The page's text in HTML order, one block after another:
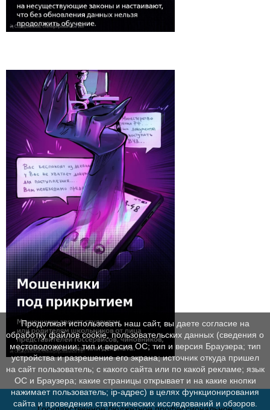
Продолжая использовать наш сайт, вы даете согласие на
обработку файлов cookie, пользовательских данных (сведения о
местоположении; тип и версия ОС; тип и версия Браузера; тип
устройства и разрешение его экрана; источник откуда пришел
на сайт пользователь; с какого сайта или по какой рекламе; язык
ОС и Браузера; какие страницы открывает и на какие кнопки
нажимает пользователь; ip-адрес) в целях функционирования
сайта и проведения статистических исследований и обзоров.